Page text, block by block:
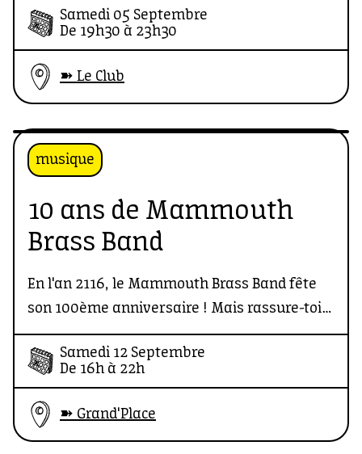
oreilles ?Samedi 05 Septembre
De 19h30 à 23h30
➽ Le Club
musique
10 ans de Mammouth
Brass Band
En l'an 2116, le Mammouth Brass Band fête
son 100ème anniversaire ! Mais rassure-toi,
c'est dès le samedi 12 septembre 2026 qu'on
célèbre leurs 10 ans en fanfare. Attends-toi à
déjantée, un dirigeable chargé de bons
fromages et une avalanche de cuivres pour
Samedi 12 Septembre
De 16h à 22h
➽ Grand'Place